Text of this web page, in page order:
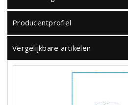
Producentprofiel
Vergelijkbare artikelen